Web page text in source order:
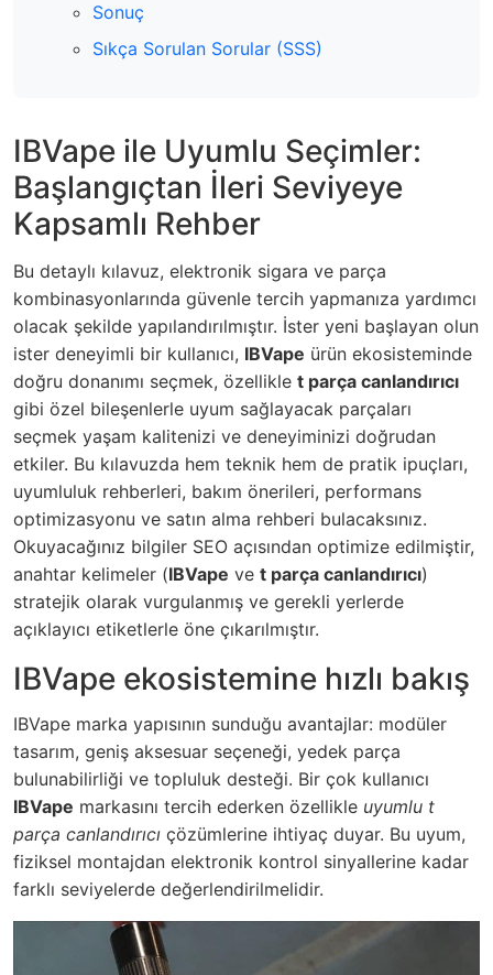
Sonuç
Sıkça Sorulan Sorular (SSS)
IBVape ile Uyumlu Seçimler:
Başlangıçtan İleri Seviyeye
Kapsamlı Rehber
Bu detaylı kılavuz, elektronik sigara ve parça
kombinasyonlarında güvenle tercih yapmanıza yardımcı
olacak şekilde yapılandırılmıştır. İster yeni başlayan olun
ister deneyimli bir kullanıcı, IBVape ürün ekosisteminde
doğru donanımı seçmek, özellikle t parça canlandırıcı
gibi özel bileşenlerle uyum sağlayacak parçaları
seçmek yaşam kalitenizi ve deneyiminizi doğrudan
etkiler. Bu kılavuzda hem teknik hem de pratik ipuçları,
uyumluluk rehberleri, bakım önerileri, performans
optimizasyonu ve satın alma rehberi bulacaksınız.
Okuyacağınız bilgiler SEO açısından optimize edilmiştir,
anahtar kelimeler (IBVape ve t parça canlandırıcı)
stratejik olarak vurgulanmış ve gerekli yerlerde
açıklayıcı etiketlerle öne çıkarılmıştır.
IBVape ekosistemine hızlı bakış
IBVape marka yapısının sunduğu avantajlar: modüler
tasarım, geniş aksesuar seçeneği, yedek parça
bulunabilirliği ve topluluk desteği. Bir çok kullanıcı
IBVape markasını tercih ederken özellikle uyumlu t
parça canlandırıcı çözümlerine ihtiyaç duyar. Bu uyum,
fiziksel montajdan elektronik kontrol sinyallerine kadar
farklı seviyelerde değerlendirilmelidir.